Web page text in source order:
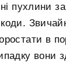
пухлини
в
вони